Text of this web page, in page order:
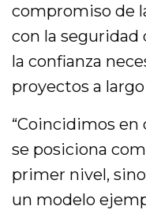
compromiso de
con la seguridad
la confianza
proyectos a largo
“Coincidimos en
se posiciona
primer nivel,
un modelo